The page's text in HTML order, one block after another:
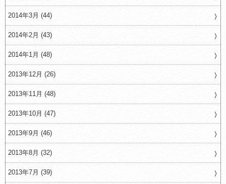
2014年3月 (44)
2014年2月 (43)
2014年1月 (48)
2013年12月 (26)
2013年11月 (48)
2013年10月 (47)
2013年9月 (46)
2013年8月 (32)
2013年7月 (39)